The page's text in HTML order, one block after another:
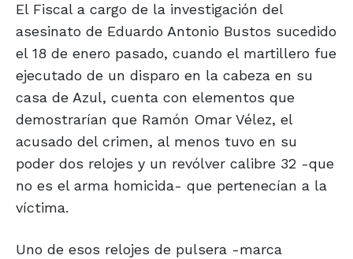
El Fiscal a cargo de la investigación del
asesinato de Eduardo Antonio Bustos sucedido
el 18 de enero pasado, cuando el martillero fue
ejecutado de un disparo en la cabeza en su
casa de Azul, cuenta con elementos que
demostrarían que Ramón Omar Vélez, el
acusado del crimen, al menos tuvo en su
poder dos relojes y un revólver calibre 32 -que
no es el arma homicida- que pertenecían a la
víctima.
Uno de esos relojes de pulsera -marca